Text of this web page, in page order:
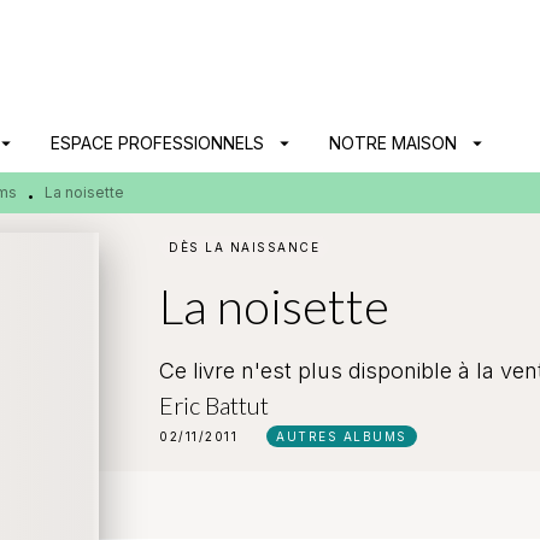
arrow_drop_down ESPACE PROFESSIONNELS arrow_drop_down NOTRE MAISON arrow_drop_down
• La noisette
DÈS LA NAISSANCE
La noisette
Ce livre n'est plus disponible à la
Eric Battut
02/11/2011 AUTRES ALBUMS